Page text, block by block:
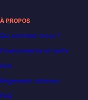
À PROPOS
Qui sommes-nous ?
Financements et tarifs
Avis
Règlement intérieur
FAQ